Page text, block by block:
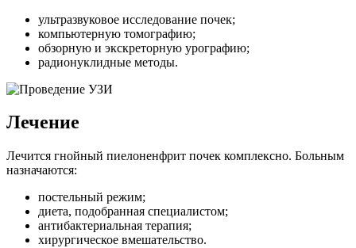
ультразвуковое исследование почек;
компьютерную томографию;
обзорную и экскреторную урографию;
радионуклидные методы.
Лечение
Лечится гнойный пиелоненфрит почек комплексно. Больным
назначаются:
постельный режим;
диета, подобранная специалистом;
антибактериальная терапия;
хирургическое вмешательство.